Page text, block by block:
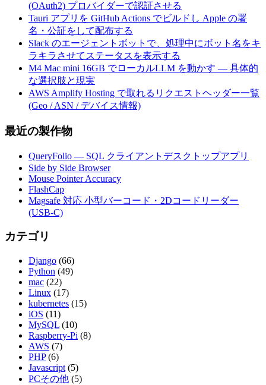
(OAuth2) プロバイダーで認証させる
Tauri アプリを GitHub Actions でビルドし Apple の署
名・公証をして配布する
Slack のエージェントボットで、処理中にボット名をキ
ラキラさせてステータスを表示する
M4 Mac mini 16GB でローカルLLM を動かす — 具体的
な選択肢と現実
AWS Amplify Hosting で取れるリクエストヘッダー一覧
(Geo / ASN / デバイス情報)
最近の製作物
QueryFolio — SQL クライアントデスクトップアプリ
Side by Side Browser
Mouse Pointer Accuracy
FlashCap
Magsafe 対応 小型バーコード・2Dコードリーダー
(USB-C)
カテゴリ
Django (66)
Python (49)
mac (22)
Linux (17)
kubernetes (15)
iOS (11)
MySQL (10)
Raspberry-Pi (8)
AWS (7)
PHP (6)
Javascript (5)
PCその他 (5)